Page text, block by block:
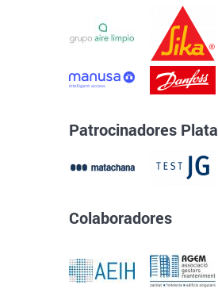
Patrocinadores Plata
Colaboradores